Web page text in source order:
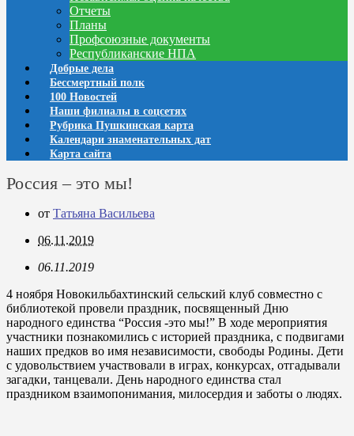
Отчеты
Планы
Профсоюзные документы
Республиканские НПА
Добрые дела
Бессмертный полк
100 Новостей
Наши филиалы в соцсетях
Рубрика Пушкинская карта
Календари знаменательных дат
Карта сайта
Россия – это мы!
от Татьяна Васильева
06.11.2019
06.11.2019
4 ноября Новокильбахтинский сельский клуб совместно с
библиотекой провели праздник, посвященный Дню
народного единства “Россия -это мы!” В ходе мероприятия
участники познакомились с историей праздника, с подвигами
наших предков во имя независимости, свободы Родины. Дети
с удовольствием участвовали в играх, конкурсах, отгадывали
загадки, танцевали. День народного единства стал
праздником взаимопонимания, милосердия и заботы о людях.